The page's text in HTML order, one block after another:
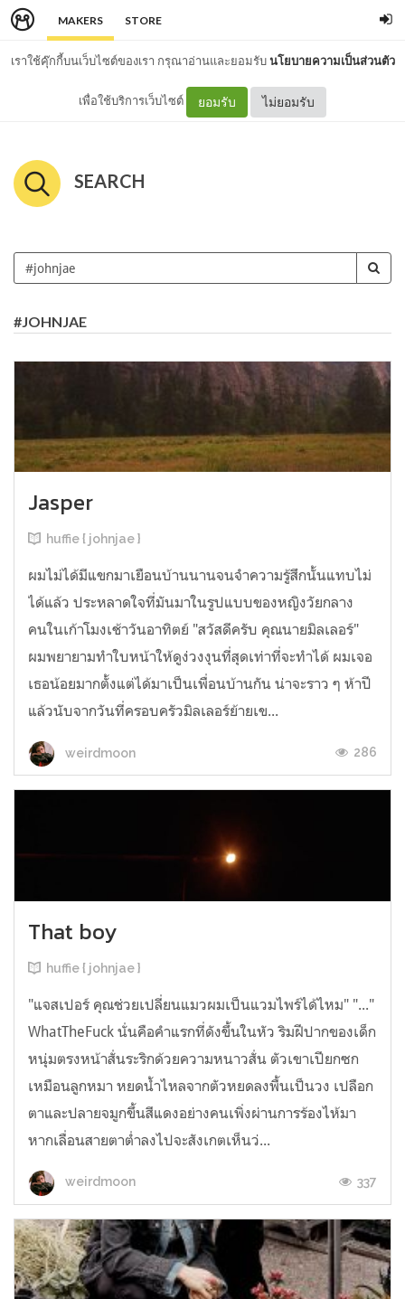
MAKERS STORE
เราใช้คุ๊กกี้บนเว็บไซต์ของเรา กรุณาอ่านและยอมรับนโยบายความเป็นส่วนตัว
เพื่อใช้บริการเว็บไซต์ ยอมรับ ไม่ยอมรับ
SEARCH
#JOHNJAE
Jasper
huffie { johnjae }
ผมไม่ได้มีแขกมาเยือนบ้านนานจนจำความรู้สึกนั้นแทบไม่
ได้แล้ว ประหลาดใจที่มันมาในรูปแบบของหญิงวัยกลาง
คนในเก้าโมงเช้าวันอาทิตย์ "สวัสดีครับ คุณนายมิลเลอร์"
ผมพยายามทำใบหน้าให้ดูง่วงงุนที่สุดเท่าที่จะทำได้ ผมเจอ
เธอน้อยมากตั้งแต่ได้มาเป็นเพื่อนบ้านกัน น่าจะราว ๆ ห้าปี
แล้วนับจากวันที่ครอบครัวมิลเลอร์ย้ายเข...
weirdmoon 286
That boy
huffie { johnjae }
"แจสเปอร์ คุณช่วยเปลี่ยนแมวผมเป็นแวมไพร์ได้ไหม" "..."
WhatTheFuck นั่นคือคำแรกที่ดังขึ้นในหัว ริมฝีปากของเด็ก
หนุ่มตรงหน้าสั่นระริกด้วยความหนาวสั่น ตัวเขาเปียกซก
เหมือนลูกหมา หยดน้ำไหลจากตัวหยดลงพื้นเป็นวง เปลือก
ตาและปลายจมูกขึ้นสีแดงอย่างคนเพิ่งผ่านการร้องไห้มา
หากเลื่อนสายตาต่ำลงไปจะสังเกตเห็นว่...
weirdmoon 337